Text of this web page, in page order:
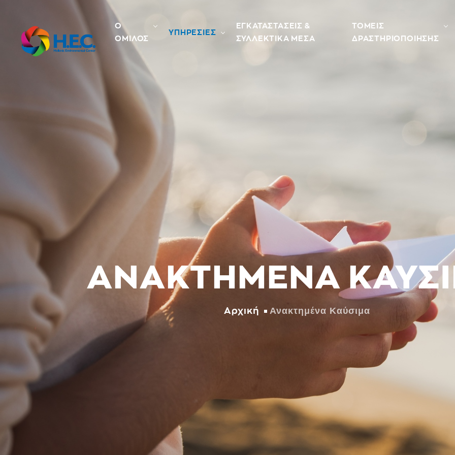
Ο
ΟΜΙΛΟΣ
ΥΠΗΡΕΣΙΕΣ
ΕΓΚΑΤΑΣΤΑΣΕΙΣ &
ΣΥΛΛΕΚΤΙΚΑ ΜΕΣΑ
ΤΟΜΕΙΣ
ΔΡΑΣΤΗΡΙΟΠΟΙΗΣΗΣ
ΑΝΑΚΤΗΜΕΝΑ
Αρχική Ανακτημένα Καύσιμα